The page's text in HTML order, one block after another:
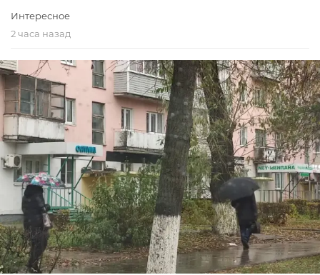
Интересное
2 часа назад